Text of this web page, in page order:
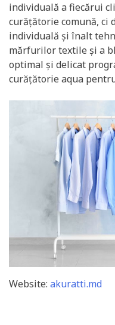
individuală a fiecărui
curăţătorie comună, ci
individuală şi înalt
mărfurilor textile şi a
optimal şi delicat
curăţătorie aqua
Website: akuratti.md